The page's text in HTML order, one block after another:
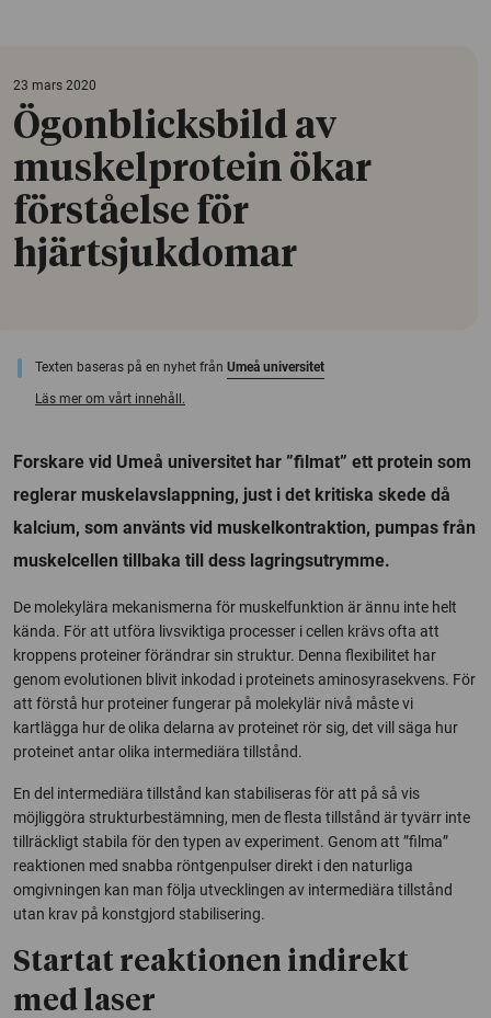
23 mars 2020
Ögonblicksbild av
muskelprotein ökar
förståelse för
hjärtsjukdomar
Texten baseras på en nyhet från Umeå universitet
Läs mer om vårt innehåll.
Forskare vid Umeå universitet har ”filmat” ett protein som
reglerar muskelavslappning, just i det kritiska skede då
kalcium, som använts vid muskelkontraktion, pumpas från
muskelcellen tillbaka till dess lagringsutrymme.
De molekylära mekanismerna för muskelfunktion är ännu inte helt
kända. För att utföra livsviktiga processer i cellen krävs ofta att
kroppens proteiner förändrar sin struktur. Denna flexibilitet har
genom evolutionen blivit inkodad i proteinets aminosyrasekvens. För
att förstå hur proteiner fungerar på molekylär nivå måste vi
kartlägga hur de olika delarna av proteinet rör sig, det vill säga hur
proteinet antar olika intermediära tillstånd.
En del intermediära tillstånd kan stabiliseras för att på så vis
möjliggöra strukturbestämning, men de flesta tillstånd är tyvärr inte
tillräckligt stabila för den typen av experiment. Genom att ”filma”
reaktionen med snabba röntgenpulser direkt i den naturliga
omgivningen kan man följa utvecklingen av intermediära tillstånd
utan krav på konstgjord stabilisering.
Startat reaktionen indirekt
med laser